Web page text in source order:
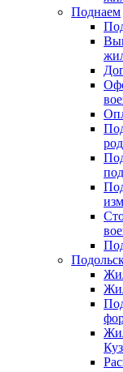
Поднаем